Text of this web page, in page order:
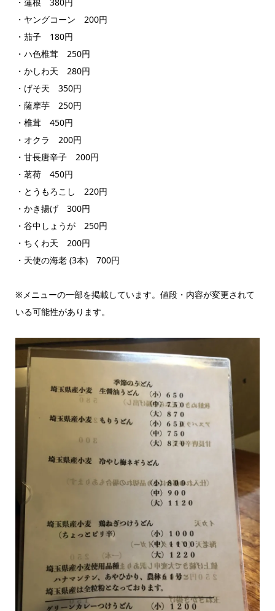
・ヤングコーン 200円
・茄子 180円
・ハ色椎茸 250円
・かしわ天 280円
・げそ天 350円
・薩摩芋 250円
・椎茸 450円
・オクラ 200円
・甘長唐辛子 200円
・茗荷 450円
・とうもろこし 220円
・かき揚げ 300円
・谷中しょうが 250円
・ちくわ天 200円
・天使の海老 (3本) 700円
※メニューの一部を掲載しています。値段・内容が変更されて
いる可能性があります。